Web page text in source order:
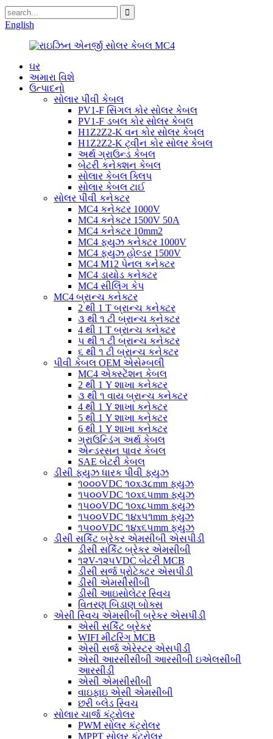
English
ઘર
અમારા વિશે
ઉત્પાદનો
સોલાર પીવી કેબલ
PV1-F સિંગલ કોર સોલર કેબલ
PV1-F ડબલ ​​કોર સોલર કેબલ
H1Z2Z2-K વન કોર સોલર કેબલ
H1Z2Z2-K ટ્વીન કોર સોલર કેબલ
અર્થ ગ્રાઉન્ડ કેબલ
બેટરી કનેક્શન કેબલ
સોલાર કેબલ ક્લિપ
સોલાર કેબલ ટાઈ
સોલર પીવી કનેક્ટર
MC4 કનેક્ટર 1000V
MC4 કનેક્ટર 1500V 50A
MC4 કનેક્ટર 10mm2
MC4 ફ્યુઝ કનેક્ટર 1000V
MC4 ફ્યુઝ હોલ્ડર 1500V
MC4 M12 પેનલ કનેક્ટર
MC4 ડાયોડ કનેક્ટર
MC4 સીલિંગ કેપ
MC4 બ્રાન્ચ કનેક્ટર
2 થી 1 T બ્રાન્ચ કનેક્ટર
૩ થી ૧ ટી બ્રાન્ચ કનેક્ટર
4 થી 1 T બ્રાન્ચ કનેક્ટર
૫ થી ૧ ટી બ્રાન્ચ કનેક્ટર
૬ થી ૧ ટી બ્રાન્ચ કનેક્ટર
પીવી કેબલ OEM એસેમ્બલી
MC4 એક્સ્ટેંશન કેબલ
2 થી 1 Y શાખા કનેક્ટર
૩ થી ૧ વાય બ્રાન્ચ કનેક્ટર
4 થી 1 Y શાખા કનેક્ટર
5 થી 1 Y શાખા કનેક્ટર
6 થી 1 Y શાખા કનેક્ટર
ગ્રાઉન્ડિંગ અર્થ કેબલ
એન્ડરસન પાવર કેબલ
SAE બેટરી કેબલ
ડીસી ફ્યુઝ ધારક પીવી ફ્યુઝ
૧૦૦૦VDC ૧૦x૩૮mm ફ્યુઝ
૧૫૦૦VDC ૧૦x૬૫mm ફ્યુઝ
૧૫૦૦VDC ૧૦x૮૫mm ફ્યુઝ
૧૫૦૦VDC ૧૪x૫૧mm ફ્યુઝ
૧૫૦૦VDC ૧૪x૬૫mm ફ્યુઝ
ડીસી સર્કિટ બ્રેકર એમસીબી એસપીડી
ડીસી સર્કિટ બ્રેકર એમસીબી
૧૨V-૧૨૫VDC બેટરી MCB
ડીસી સર્જ પ્રોટેક્ટર એસપીડી
ડીસી એમસીસીબી
ડીસી આઇસોલેટર સ્વિચ
વિતરણ બિડાણ બોક્સ
એસી સ્વિચ એમસીબી બ્રેકર એસપીડી
એસી સર્કિટ બ્રેકર
WIFI મીટરિંગ MCB
એસી સર્જ એરેસ્ટર એસપીડી
એસી આરસીસીબી આરસીબી ઇએલસીબી
આરસીડી
એસી એમસીસીબી
વાઇફાઇ એસી એમસીબી
છરી બ્લેડ સ્વિચ
સોલાર ચાર્જ કંટ્રોલર
PWM સોલર કંટ્રોલર
MPPT સોલર કંટ્રોલર